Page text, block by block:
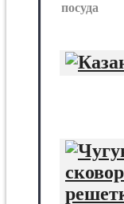
посуда